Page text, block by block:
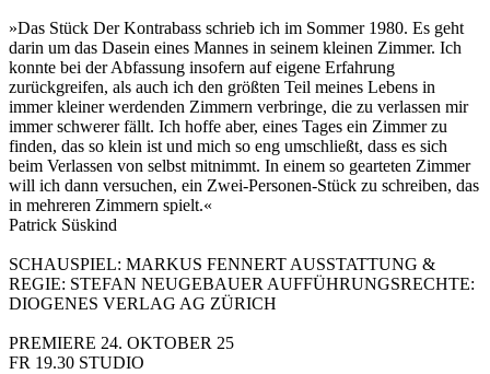
»Das Stück Der Kontrabass schrieb ich im Sommer 1980. Es geht
darin um das Dasein eines Mannes in seinem kleinen Zimmer. Ich
konnte bei der Abfassung insofern auf eigene Erfahrung
zurückgreifen, als auch ich den größten Teil meines Lebens in
immer kleiner werdenden Zimmern verbringe, die zu verlassen mir
immer schwerer fällt. Ich hoffe aber, eines Tages ein Zimmer zu
finden, das so klein ist und mich so eng umschließt, dass es sich
beim Verlassen von selbst mitnimmt. In einem so gearteten Zimmer
will ich dann versuchen, ein Zwei-Personen-Stück zu schreiben, das
in mehreren Zimmern spielt.«
Patrick Süskind
SCHAUSPIEL: MARKUS FENNERT AUSSTATTUNG &
REGIE: STEFAN NEUGEBAUER AUFFÜHRUNGSRECHTE:
DIOGENES VERLAG AG ZÜRICH
PREMIERE 24. OKTOBER 25
FR 19.30 STUDIO